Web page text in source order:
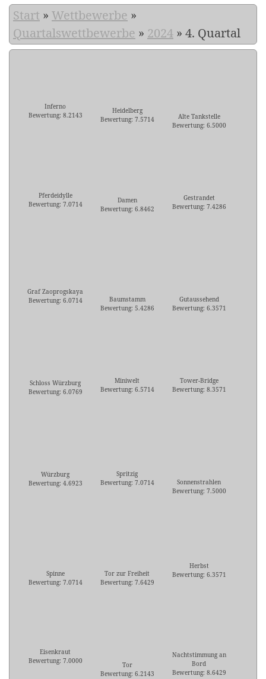
Start » Wettbewerbe »
Quartalswettbewerbe » 2024 » 4. Quartal
Inferno
Bewertung: 8.2143
Heidelberg
Bewertung: 7.5714
Alte Tankstelle
Bewertung: 6.5000
Pferdeidylle
Bewertung: 7.0714
Damen
Bewertung: 6.8462
Gestrandet
Bewertung: 7.4286
Graf Zaoprogskaya
Bewertung: 6.0714
Baumstamm
Bewertung: 5.4286
Gutaussehend
Bewertung: 6.3571
Schloss Würzburg
Bewertung: 6.0769
Miniwelt
Bewertung: 6.5714
Tower-Bridge
Bewertung: 8.3571
Würzburg
Bewertung: 4.6923
Spritzig
Bewertung: 7.0714
Sonnenstrahlen
Bewertung: 7.5000
Spinne
Bewertung: 7.0714
Tor zur Freiheit
Bewertung: 7.6429
Herbst
Bewertung: 6.3571
Eisenkraut
Bewertung: 7.0000
Tor
Bewertung: 6.2143
Nachtstimmung an
Bord
Bewertung: 8.6429